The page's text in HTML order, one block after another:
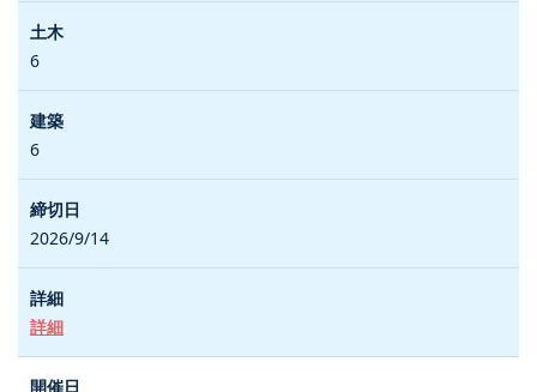
6
6
2026/9/14
詳細